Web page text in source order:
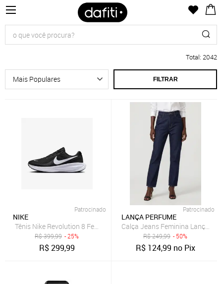
Total: 2042
FILTRAR
Patrocinado
NIKE
Tênis Nike Revolution 8 Feminino
R$399,99 - 25%
R$299,99
Patrocinado
LANÇA PERFUME
Calça Jeans Feminina Lança
R$249,99 - 50%
R$ 124,99 no Pix